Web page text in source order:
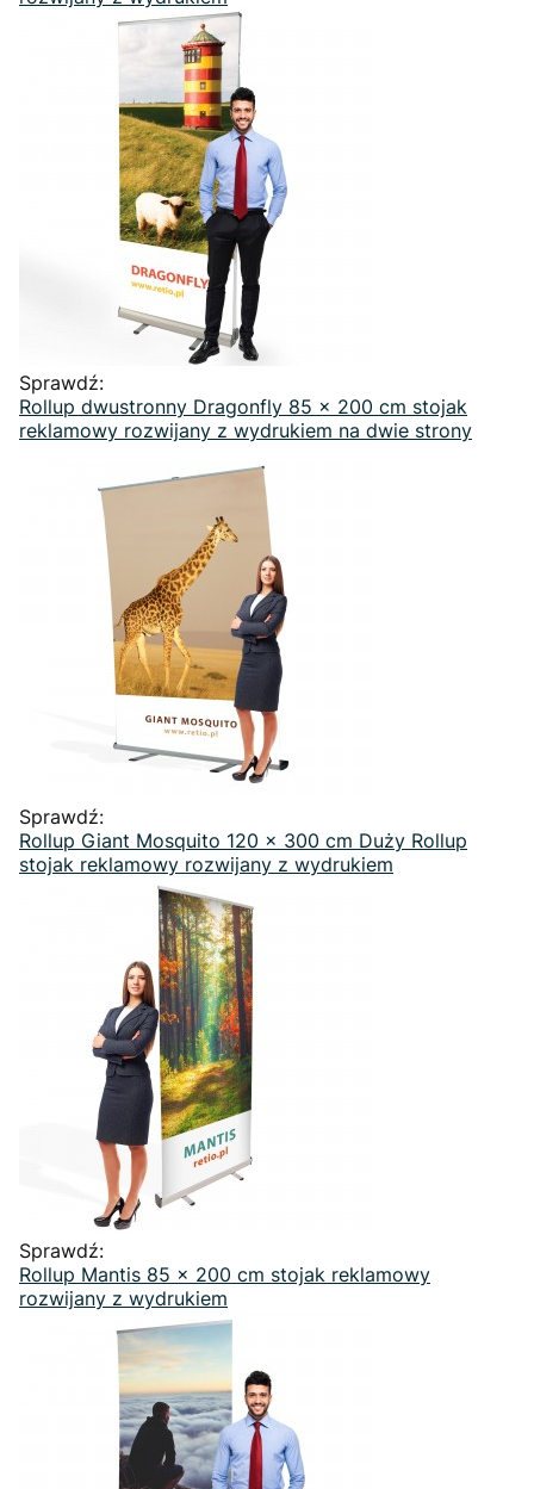
Sprawdź:
Rollup dwustronny Dragonfly 85 x 200 cm stojak
reklamowy rozwijany z wydrukiem na dwie strony
Sprawdź:
Rollup Giant Mosquito 120 x 300 cm Duży Rollup
stojak reklamowy rozwijany z wydrukiem
Sprawdź:
Rollup Mantis 85 x 200 cm stojak reklamowy
rozwijany z wydrukiem